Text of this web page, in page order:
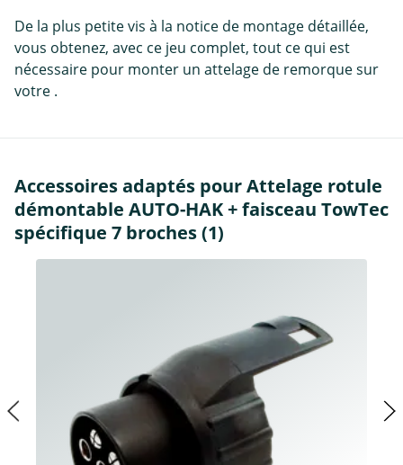
De la plus petite vis à la notice de montage détaillée,
vous obtenez, avec ce jeu complet, tout ce qui est
nécessaire pour monter un attelage de remorque sur
votre .
Accessoires adaptés pour Attelage rotule
démontable AUTO-HAK + faisceau TowTec
spécifique 7 broches (1)